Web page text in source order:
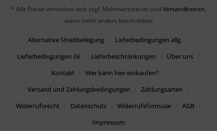
* Alle Preise verstehen sich zzgl. Mehrwertsteuer und Versandkosten,
wenn nicht anders beschrieben
Alternative Streitbeilegung
Lieferbedingungen allg.
Lieferbedingungen öE
Lieferbeschränkungen
Über uns
Kontakt
Wer kann hier einkaufen?
Versand und Zahlungsbedingungen
Zahlungsarten
Widerrufsrecht
Datenschutz Widerrufsformular
AGB
Impressum